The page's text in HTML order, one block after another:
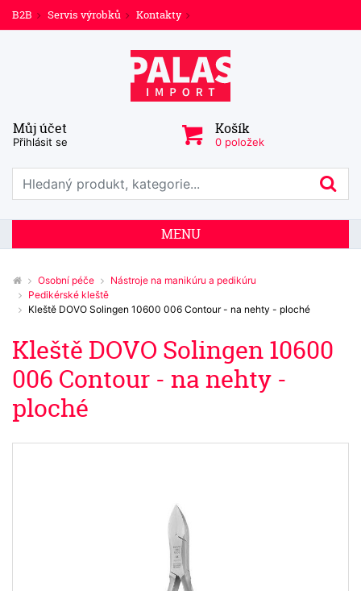
B2B Servis výrobků Kontakty
Můj účet
Přihlásit se
Košík
0 položek
Prohledat web
MENU
Osobní péče
Nástroje na manikúru a pedikúru
Pedikérské kleště
Kleště DOVO Solingen 10600 006 Contour - na nehty - ploché
Kleště DOVO Solingen 10600
006 Contour - na nehty -
ploché